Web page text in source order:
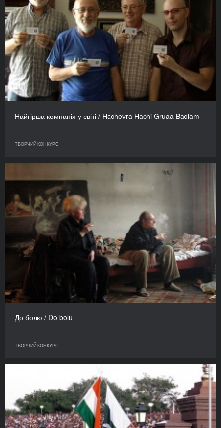
Найгірша компанія у світі / Hachevra Hachi Gruaa Baolam
ТВОРЧИЙ КОНКУРС
До болю / Do bolu
ТВОРЧИЙ КОНКУРС